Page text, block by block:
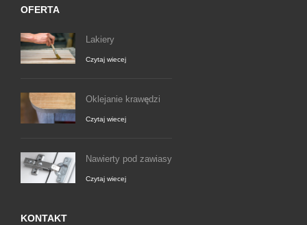
OFERTA
Lakiery
Czytaj wiecej
Oklejanie krawędzi
Czytaj wiecej
Nawierty pod zawiasy
Czytaj wiecej
KONTAKT